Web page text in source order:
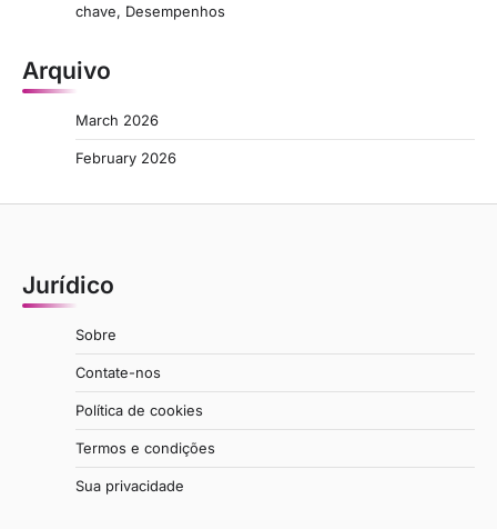
chave, Desempenhos
Arquivo
March 2026
February 2026
Jurídico
Sobre
Contate-nos
Política de cookies
Termos e condições
Sua privacidade